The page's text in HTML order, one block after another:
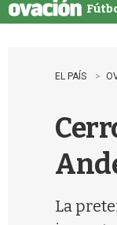
EL PAÍS
La